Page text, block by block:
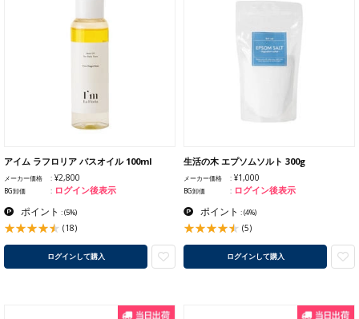
アイム ラフロリア バスオイル 100ml
メーカー価格 ¥2,800
BG卸価 ログイン後表示
ポイント :(5%)
(18)
ログインして購入
生活の木 エプソムソルト 300g
メーカー価格 ¥1,000
BG卸価 ログイン後表示
ポイント :(4%)
(5)
ログインして購入